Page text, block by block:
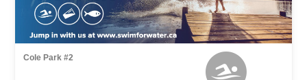
Cole Park #2